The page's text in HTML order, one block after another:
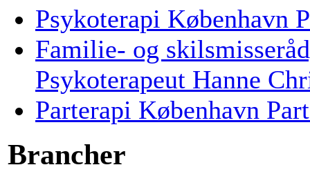
Psykoterapi København
Familie- og
Psykoterapeut Hanne
Parterapi København
Brancher